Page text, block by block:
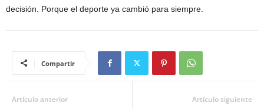
decisión. Porque el deporte ya cambió para siempre.
Compartir
Artículo anterior Artículo siguiente